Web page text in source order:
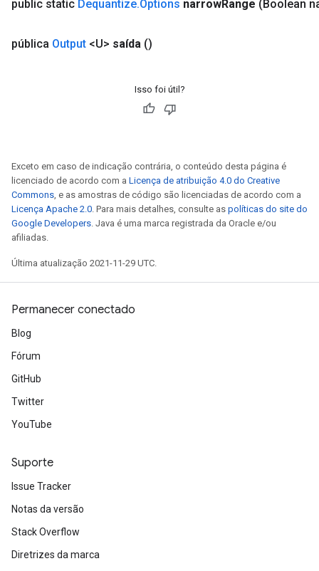
public static Dequantize.Options narrowRange (Boolean
pública Output <U> saída ()
Isso foi útil?
Exceto em caso de indicação contrária, o conteúdo desta página é
licenciado de acordo com a Licença de atribuição 4.0 do Creative
Commons, e as amostras de código são licenciadas de acordo com a
Licença Apache 2.0. Para mais detalhes, consulte as políticas do site do
Google Developers. Java é uma marca registrada da Oracle e/ou
afiliadas.
Última atualização 2021-11-29 UTC.
Permanecer conectado
Blog
Fórum
GitHub
Twitter
YouTube
Suporte
Issue Tracker
Notas da versão
Stack Overflow
Diretrizes da marca